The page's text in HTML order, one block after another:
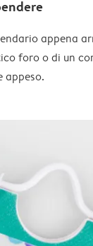
appena
foro o di un
appeso.